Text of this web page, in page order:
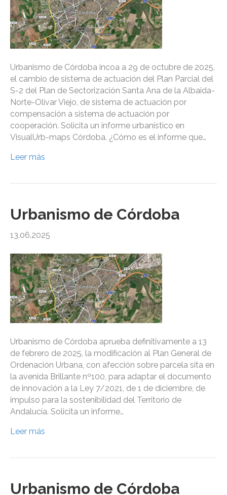
Urbanismo de Córdoba incoa a 29 de octubre de 2025,
el cambio de sistema de actuación del Plan Parcial del
S-2 del Plan de Sectorización Santa Ana de la Albaida-
Norte-Olivar Viejo, de sistema de actuación por
compensación a sistema de actuación por
cooperación. Solicita un informe urbanístico en
VisualUrb-maps Córdoba. ¿Cómo es el informe que…
Leer más
Urbanismo de Córdoba
13.06.2025
Urbanismo de Córdoba aprueba definitivamente a 13
de febrero de 2025, la modificación al Plan General de
Ordenación Urbana, con afección sobre parcela sita en
la avenida Brillante nº100, para adaptar el documento
de innovación a la Ley 7/2021, de 1 de diciembre, de
impulso para la sostenibilidad del Territorio de
Andalucía. Solicita un informe…
Leer más
Urbanismo de Córdoba